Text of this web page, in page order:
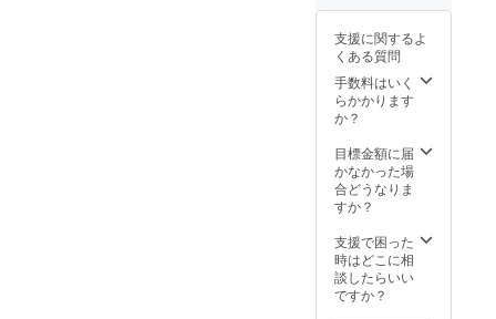
支援に関するよ
くある質問
手数料はいく
らかかります
か？
目標金額に届
かなかった場
合どうなりま
すか？
支援で困った
時はどこに相
談したらいい
ですか？